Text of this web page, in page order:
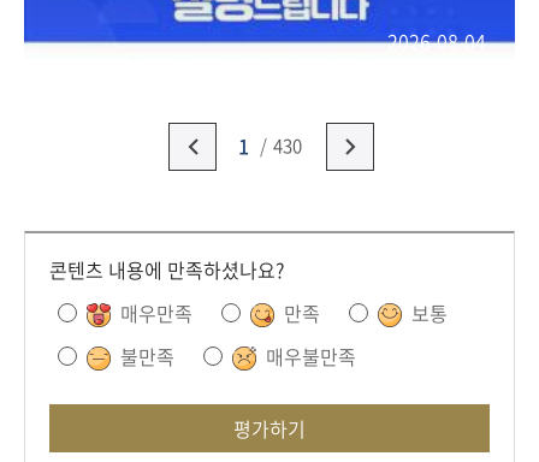
2026-08-04
1 430
콘텐츠 내용에 만족하셨나요?
매우만족
만족
보통
불만족
매우불만족
평가하기